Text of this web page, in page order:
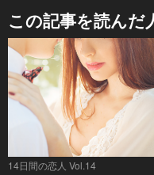
この記事を読んだ
14日間の恋人 Vol.14